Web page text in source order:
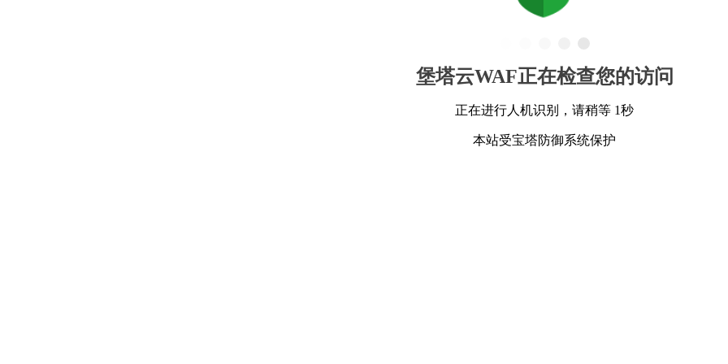
堡塔云WAF正在检查您的访问
正在进行人机识别，请稍等 1秒
本站受宝塔防御系统保护